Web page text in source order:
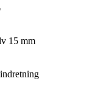
15 mm